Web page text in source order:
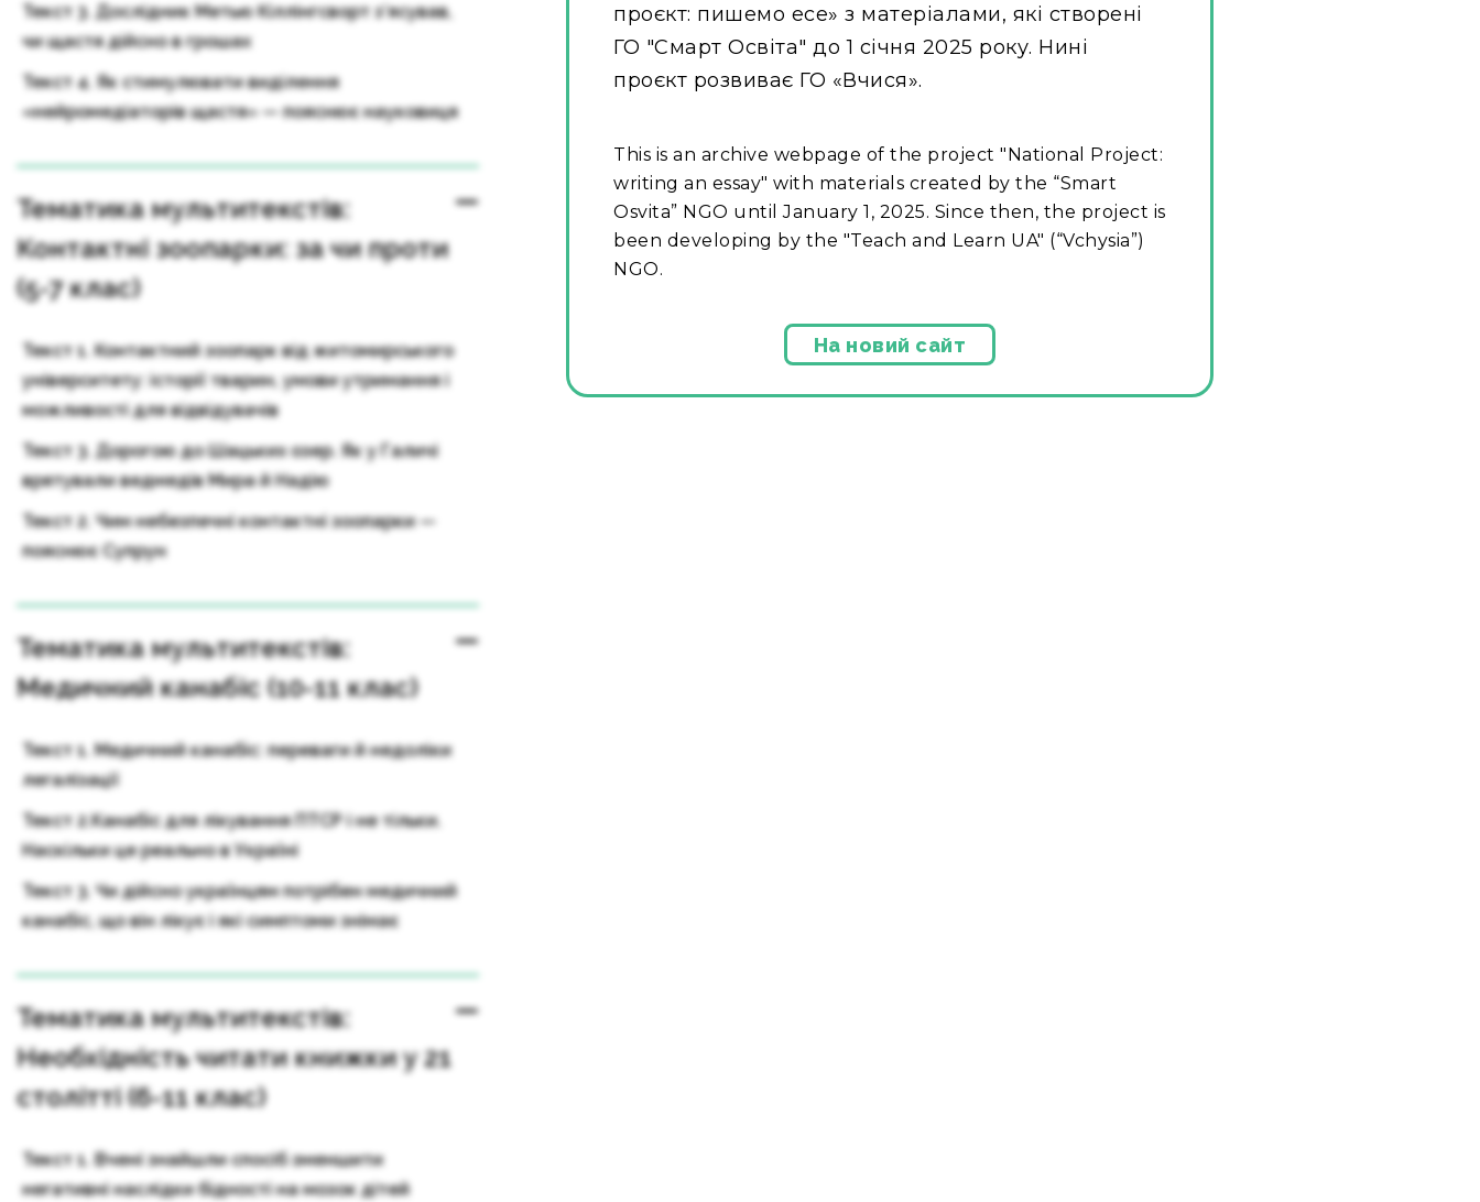
Текст 3. Дослідник Метью Кіллінгсворт з’ясував,
чи щастя дійсно в грошах
Текст 4. Як стимулювати виділення
«нейромедіаторів щастя» — пояснює науковиця
Тематика мультитекстів:
Контактні зоопарки: за чи проти
(5-7 клас)
Текст 1. Контактний зоопарк від житомирського
університету: історії тварин, умови утримання і
можливості для відвідувачів
Текст 3. Дорогою до Шацьких озер. Як у Галичі
врятували ведмедів Мира й Надію
Текст 2. Чим небезпечні контактні зоопарки —
пояснює Супрун
Тематика мультитекстів:
Медичний канабіс (10-11 клас)
Текст 1. Медичний канабіс: переваги й недоліки
легалізації
Текст 2.Канабіс для лікування ПТСР і не тільки.
Наскільки це реально в Україні
Текст 3. Чи дійсно українцям потрібен медичний
канабіс, що він лікує і які симптоми знімає
Тематика мультитекстів:
Необхідність читати книжки у 21
столітті (6-11 клас)
Текст 1. Вчені знайшли спосіб зменшити
негативні наслідки бідності на мозок дітей
проєкт: пишемо есе» з матеріалами, які створені
ГО "Смарт Освіта" до 1 січня 2025 року. Нині
проєкт розвиває ГО «Вчися».
This is an archive webpage of the project "National Project:
writing an essay" with materials created by the “Smart
Osvita” NGO until January 1, 2025. Since then, the project is
been developing by the "Teach and Learn UA" (“Vchysia”)
NGO.
На новий сайт